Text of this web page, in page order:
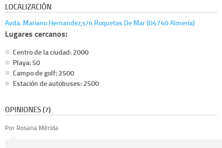
LOCALIZACIÓN
Avda. Mariano Hernandez,s/n Roquetas De Mar (04740 Almería)
Lugares cercanos:
Centro de la ciudad: 2000
Playa: 50
Campo de golf: 2500
Estación de autobuses: 2500
OPINIONES (7)
Por Rosana Mérida